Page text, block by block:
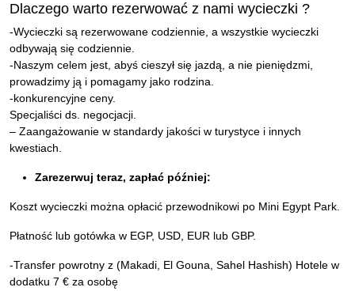
Dlaczego warto rezerwować z nami wycieczki ?
-Wycieczki są rezerwowane codziennie, a wszystkie wycieczki
odbywają się codziennie.
-Naszym celem jest, abyś cieszył się jazdą, a nie pieniędzmi,
prowadzimy ją i pomagamy jako rodzina.
-konkurencyjne ceny.
Specjaliści ds. negocjacji.
– Zaangażowanie w standardy jakości w turystyce i innych
kwestiach.
Zarezerwuj teraz, zapłać później:
Koszt wycieczki można opłacić przewodnikowi po Mini Egypt Park.
Płatność lub gotówka w EGP, USD, EUR lub GBP.
-Transfer powrotny z (Makadi, El Gouna, Sahel Hashish) Hotele w
dodatku 7 € za osobę